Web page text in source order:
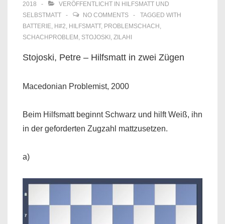
2018
VERÖFFENTLICHT IN HILFSMATT UND
SELBSTMATT
NO COMMENTS
TAGGED WITH
BATTERIE, H#2, HILFSMATT, PROBLEMSCHACH ,
SCHACHPROBLEM , STOJOSKI , ZILAHI
Stojoski, Petre – Hilfsmatt in zwei Zügen
Macedonian Problemist, 2000
Beim Hilfsmatt beginnt Schwarz und hilft Weiß, ihn
in der geforderten Zugzahl mattzusetzen.
a)